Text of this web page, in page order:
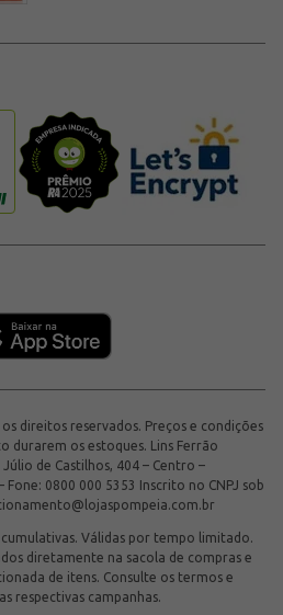
direitos reservados. Preços e condições
durarem os estoques. Lins Ferrão
de Castilhos, 404 – Centro –
Fone: 0800 000 5353 Inscrito no CNPJ sob
cumulativas. Válidas por tempo limitado.
diretamente na sacola de compras e
de itens. Consulte os termos e
respectivas campanhas.